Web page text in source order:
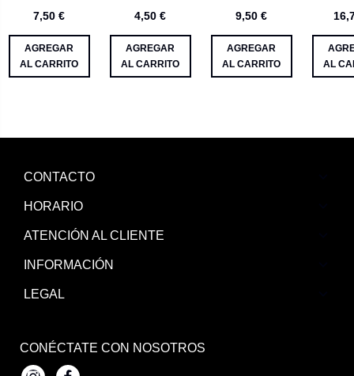
7,50 €
AGREGAR
AL CARRITO
4,50 €
AGREGAR
AL CARRITO
9,50 €
AGREGAR
AL CARRITO
AL
CONTACTO
HORARIO
ATENCIÓN AL CLIENTE
INFORMACIÓN
LEGAL
CONÉCTATE CON NOSOTROS